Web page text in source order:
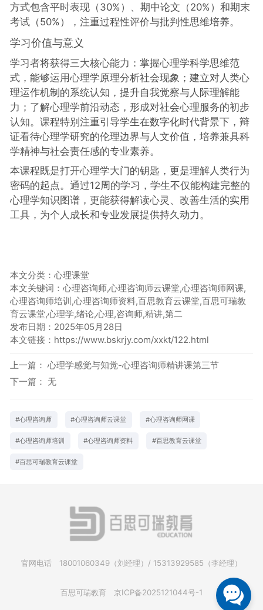
方式包含平时表现（30%）、期中论文（20%）和期末
考试（50%），注重过程性评价与批判性思维培养。
学习价值与意义
学习者将获得三大核心能力：掌握心理学科学思维范
式，能够运用心理学原理分析社会现象；建立对人类心
理运作机制的系统认知，提升自我觉察与人际理解能
力；了解心理学前沿动态，形成对社会心理服务的初步
认知。课程特别注重引导学生在数字化时代背景下，辩
证看待心理学研究的伦理边界与人文价值，培养兼具科
学精神与社会责任感的专业素养。
本课程既是打开心理学大门的钥匙，更是理解人类行为
密码的起点。通过12周的学习，学生不仅能构建完整的
心理学知识图谱，更能获得解读心灵、改善生活的实用
工具，为个人成长和专业发展提供持久动力。
本文分类： 心理课堂
本文关键词：心理咨询师,心理咨询师云课堂,心理咨询师网课,
心理咨询师培训,心理咨询师资料,百思教育云课堂,百思可瑞教
育云课堂,心理学,绪论,心理,咨询师,精讲,第二
发布日期：2025年05月28日
本文链接： https://www.bskrjy.com/xxkt/122.html
上一篇： 心理学感觉与知觉-心理咨询师精讲课第三节
下一篇： 无
#心理咨询师 #心理咨询师云课堂 #心理咨询师网课
#心理咨询师培训 #心理咨询师资料 #百思教育云课堂
#百思可瑞教育云课堂
官网电话 18001060349（刘经理）/ 15313929585（李经理）
百思可瑞教育 京ICP备2025121044号-1